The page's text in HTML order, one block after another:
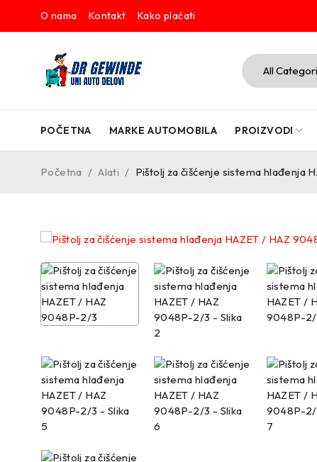
O nama Kontakt Kako plaćati
POČETNA MARKE AUTOMOBILA PROIZVODI
Početna / Alati / Pištolj za čišćenje sistema hlađenja